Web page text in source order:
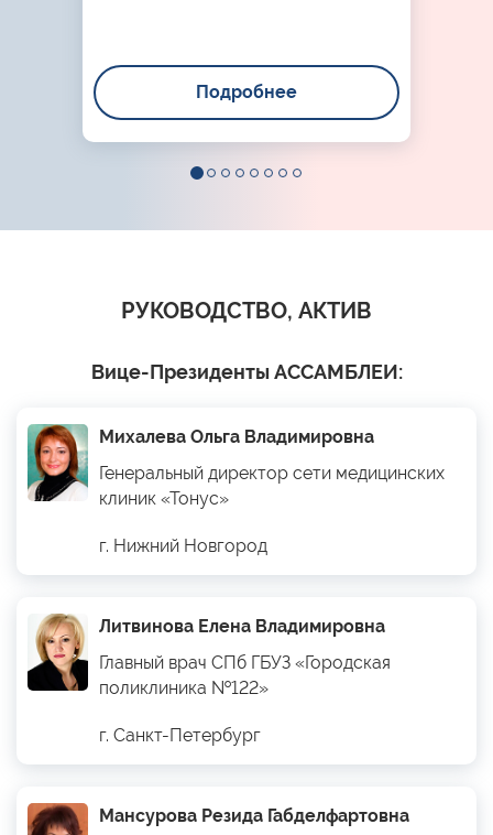
Подробнее
РУКОВОДСТВО, АКТИВ
Вице-Президенты АССАМБЛЕИ:
Михалева Ольга Владимировна
Генеральный директор сети медицинских
клиник «Тонус»
г. Нижний Новгород
Литвинова Елена Владимировна
Главный врач СПб ГБУЗ «Городская
поликлиника №122»
г. Санкт-Петербург
Мансурова Резида Габделфартовна